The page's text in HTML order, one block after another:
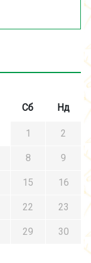
Сб Нд
1 2
8 9
15 16
22 23
29 30